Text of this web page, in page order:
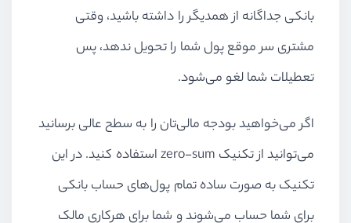
بانکی جداگانه از همدیگر را داشته باشید، وقتی
مشتری سر موقع پول شما را تحویل ندهد، پس
تعطیلات شما لغو می‌شود.
اگر می‌خواهید بودجه مالی‌تان را به سطح عالی برسانید
می‌توانید از تکنیک zero-sum استفاده کنید. در این
تکنیک به صورت ساده تمام پول‌های حساب بانکی
برای شما حساب می‌شوند و شما برای هرکاری مالک